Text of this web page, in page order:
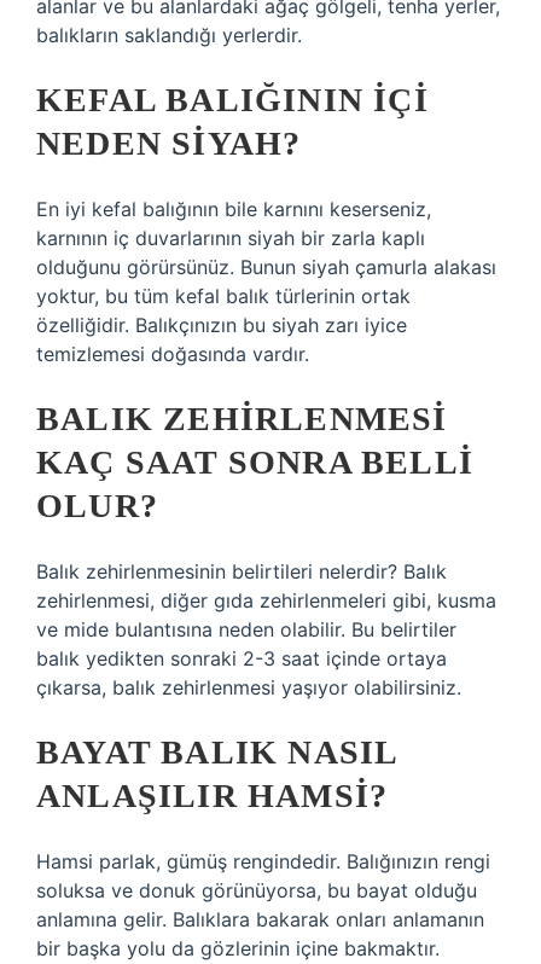
alanlar ve bu alanlardaki ağaç gölgeli, tenha yerler,
balıkların saklandığı yerlerdir.
KEFAL BALIĞININ IÇI
NEDEN SIYAH?
En iyi kefal balığının bile karnını keserseniz,
karnının iç duvarlarının siyah bir zarla kaplı
olduğunu görürsünüz. Bunun siyah çamurla alakası
yoktur, bu tüm kefal balık türlerinin ortak
özelliğidir. Balıkçınızın bu siyah zarı iyice
temizlemesi doğasında vardır.
BALIK ZEHIRLENMESI
KAÇ SAAT SONRA BELLI
OLUR?
Balık zehirlenmesinin belirtileri nelerdir? Balık
zehirlenmesi, diğer gıda zehirlenmeleri gibi, kusma
ve mide bulantısına neden olabilir. Bu belirtiler
balık yedikten sonraki 2-3 saat içinde ortaya
çıkarsa, balık zehirlenmesi yaşıyor olabilirsiniz.
BAYAT BALIK NASIL
ANLAŞILIR HAMSI?
Hamsi parlak, gümüş rengindedir. Balığınızın rengi
soluksa ve donuk görünüyorsa, bu bayat olduğu
anlamına gelir. Balıklara bakarak onları anlamanın
bir başka yolu da gözlerinin içine bakmaktır.